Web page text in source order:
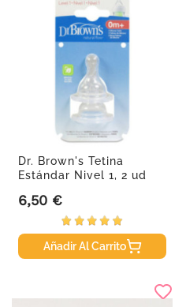
Dr. Brown's Tetina
Estándar Nivel 1, 2 ud
Precio
6,50 €
Añadir Al Carrito